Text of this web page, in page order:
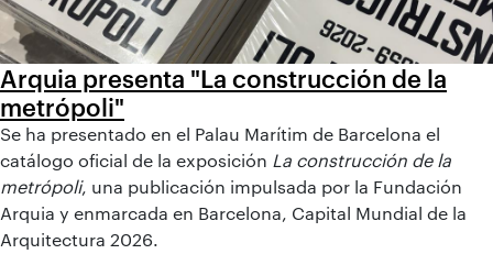
Arquia presenta "La construcción de la
metrópoli"
Se ha presentado en el Palau Marítim de Barcelona el
catálogo oficial de la exposición La construcción de la
metrópoli, una publicación impulsada por la Fundación
Arquia y enmarcada en Barcelona, Capital Mundial de la
Arquitectura 2026.